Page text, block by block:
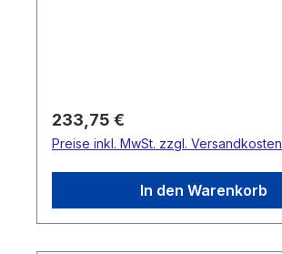
Regulärer Preis:
233,75 €
Preise inkl. MwSt. zzgl. Versandkosten
In den Warenkorb